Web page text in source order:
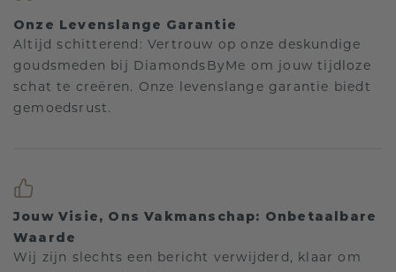
Onze Levenslange Garantie
Altijd schitterend: Vertrouw op onze deskundige
goudsmeden bij DiamondsByMe om jouw tijdloze
schat te creëren. Onze levenslange garantie biedt
gemoedsrust.
Jouw Visie, Ons Vakmanschap: Onbetaalbare
Waarde
Wij zijn slechts een bericht verwijderd, klaar om